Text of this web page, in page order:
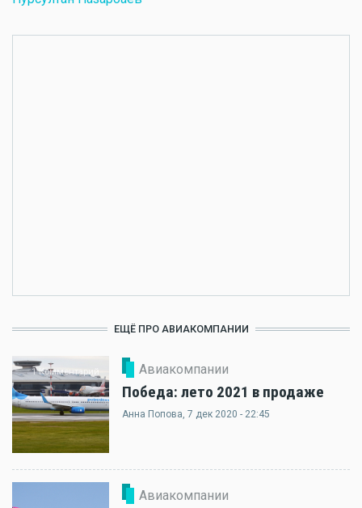
ЕЩЁ ПРО АВИАКОМПАНИИ
1 Комментарий Авиакомпании
Победа: лето 2021 в продаже
Анна Попова, 7 дек 2020 - 22:45
Авиакомпании